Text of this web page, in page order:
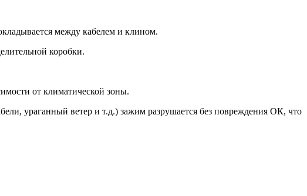
между кабелем и клином.
коробки.
от климатической зоны.
ураганный ветер и т.д.) зажим разрушается без повреждения ОК, что